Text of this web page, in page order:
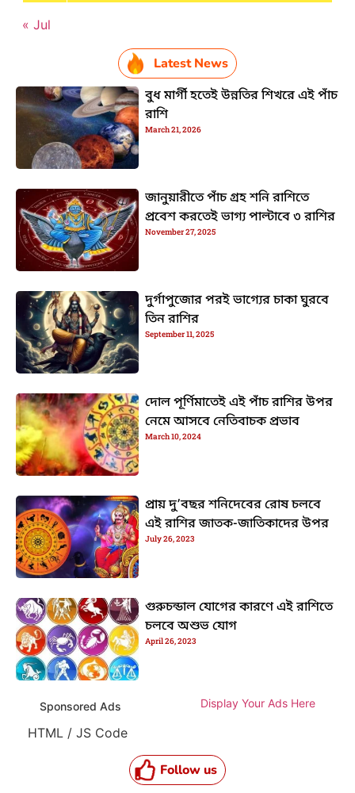
« Jul
Latest News
বুধ মার্গী হতেই উন্নতির শিখরে এই পাঁচ
রাশি
March 21, 2026
জানুয়ারীতে পাঁচ গ্রহ শনি রাশিতে
প্রবেশ করতেই ভাগ্য পাল্টাবে ৩ রাশির
November 27, 2025
দুর্গাপুজোর পরই ভাগ্যের চাকা ঘুরবে
তিন রাশির
September 11, 2025
দোল পূর্ণিমাতেই এই পাঁচ রাশির উপর
নেমে আসবে নেতিবাচক প্রভাব
March 10, 2024
প্রায় দু’বছর শনিদেবের রোষ চলবে
এই রাশির জাতক-জাতিকাদের উপর
July 26, 2023
গুরুচন্ডাল যোগের কারণে এই রাশিতে
চলবে অশুভ যোগ
April 26, 2023
Sponsored Ads Display Your Ads Here
HTML / JS Code
Follow us